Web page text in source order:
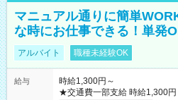
マニュアル通りに簡単
な時にお仕事できる！単発
アルバイト 職種未経験OK
給与
時給1,300円～
★交通費一部支給 時給1,300